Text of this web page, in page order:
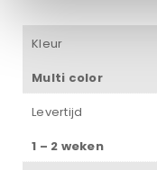
Kleur
Multi color
Levertijd
1 – 2 weken